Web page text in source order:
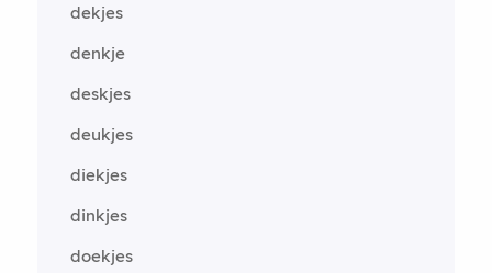
dekjes
denkje
deskjes
deukjes
diekjes
dinkjes
doekjes